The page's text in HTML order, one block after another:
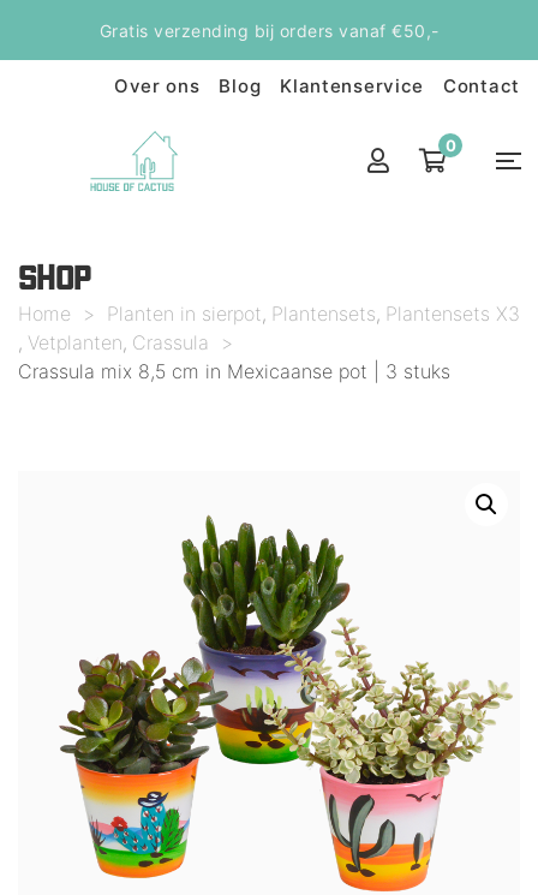
Gratis verzending bij orders vanaf €50,-
Over ons Blog Klantenservice Contact
0
SHOP
Home > Planten in sierpot, Plantensets, Plantensets X3
, Vetplanten, Crassula
>
Crassula mix 8,5 cm in Mexicaanse pot | 3 stuks